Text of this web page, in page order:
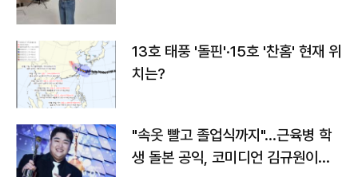
13호 태풍 '돌핀'·15호 '찬홈' 현재 위
치는?
"속옷 빨고 졸업식까지"…근육병 학
생 돌본 공익, 코미디언 김규원이었